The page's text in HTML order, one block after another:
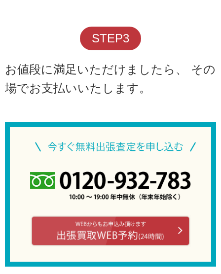
STEP3
お値段に満足いただけましたら、 その
場でお支払いいたします。